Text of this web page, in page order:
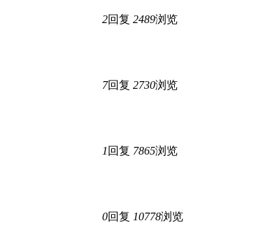
2回复 2489浏览
7回复 2730浏览
1 回复 7865浏览
0回复 10778浏览